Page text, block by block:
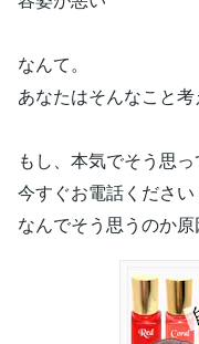
なんて。
あなたはそんなこと
もし、本気でそう思
今すぐお電話ください
なんでそう思うのか